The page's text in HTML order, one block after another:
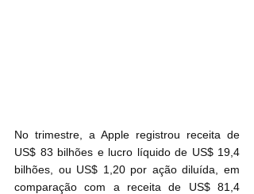
No trimestre, a Apple registrou receita de
US$ 83 bilhões e lucro líquido de US$ 19,4
bilhões, ou US$ 1,20 por ação diluída, em
comparação com a receita de US$ 81,4